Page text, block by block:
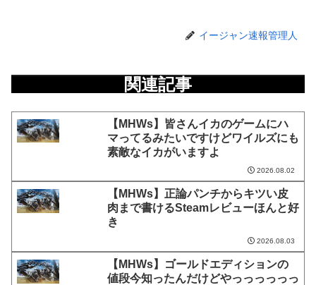
イージャン速報管理人
関連記事
【MHWs】皆さんイカのゲームにハ
マってるみたいですけどワイルズにも
素敵なイカがいますよ
2026.08.02
【MHWs】正論パンチからキツい皮
肉まで書けるSteamレビューほんと好
き
2026.08.03
【MHWs】ゴールドエディションの
値段今知ったんだけどやっっっっっっ